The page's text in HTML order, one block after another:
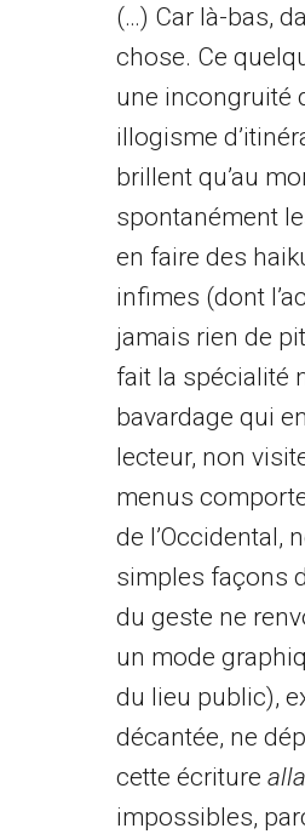
(…) Car là-bas,
chose. Ce
une incongruité
illogisme
brillent qu’au
spontanément
en faire des
infimes (dont
jamais rien de
fait la spécialité
bavardage qui
lecteur, non
menus
de l’Occidental,
simples façons
du geste ne
un mode
du lieu public),
décantée, ne
cette écriture
impossibles,